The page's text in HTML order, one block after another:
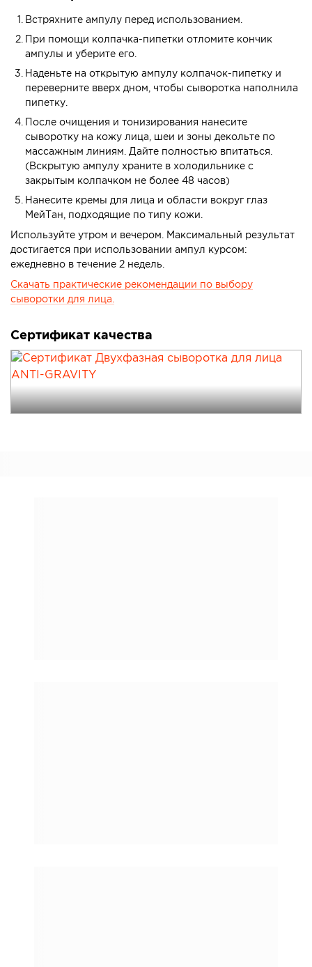
Встряхните ампулу перед использованием.
При помощи колпачка-пипетки отломите кончик
ампулы и уберите его.
Наденьте на открытую ампулу колпачок-пипетку и
переверните вверх дном, чтобы сыворотка наполнила
пипетку.
После очищения и тонизирования нанесите
сыворотку на кожу лица, шеи и зоны декольте по
массажным линиям. Дайте полностью впитаться.
(Вскрытую ампулу храните в холодильнике с
закрытым колпачком не более 48 часов)
Нанесите кремы для лица и области вокруг глаз
МейТан, подходящие по типу кожи.
Используйте утром и вечером. Максимальный результат
достигается при использовании ампул курсом:
ежедневно в течение 2 недель.
Скачать практические рекомендации по выбору
сыворотки для лица.
Сертификат качества